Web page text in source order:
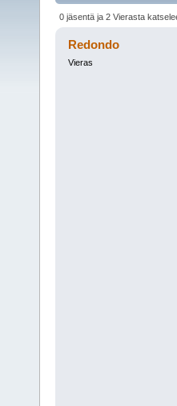
0 jäsentä ja 2 Vierasta
Redondo
Vieras